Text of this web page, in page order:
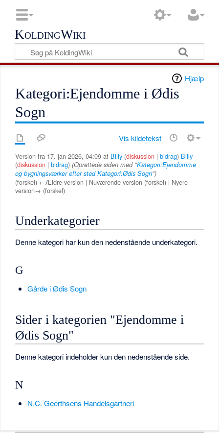
KoldingWiki
Hjælp
Kategori:Ejendomme i Ødis
Sogn
Vis kildetekst
Version fra 17. jan 2026, 04:09 af Billy (diskussion |bidrag) Billy
(diskussion |bidrag) (Oprettede siden med "Kategori:Ejendomme
og bygningsværker efter sted Kategori:Ødis Sogn")
(forskel) ←Ældre version | Nuværende version (forskel) | Nyere
version→ (forskel)
Underkategorier
Denne kategori har kun den nedenstående underkategori.
G
Gårde i Ødis Sogn
Sider i kategorien "Ejendomme i
Ødis Sogn"
Denne kategori indeholder kun den nedenstående side.
N
N.C. Geerthsens Handelsgartneri